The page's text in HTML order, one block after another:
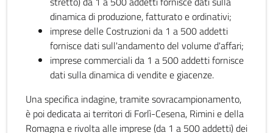
dinamica di produzione, fatturato e ordinativi;
imprese delle Costruzioni da 1 a 500 addetti
fornisce dati sull'andamento del volume d'affari;
imprese commerciali da 1 a 500 addetti fornisce
dati sulla dinamica di vendite e giacenze.
Una specifica indagine, tramite sovracampionamento,
è poi dedicata ai territori di Forlì-Cesena, Rimini e della
Romagna e rivolta alle imprese (da 1 a 500 addetti) dei